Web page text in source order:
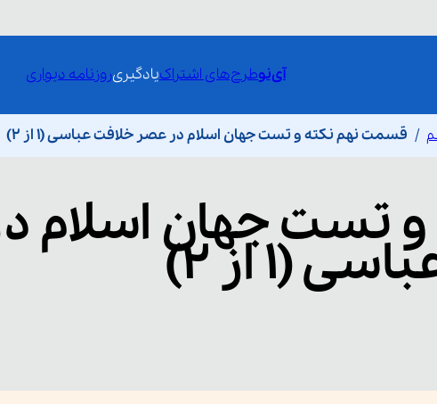
آی‌نوطرح‌های اشتراکیادگیریروزنامه دیواری
قسمت نهم نکته و تست جهان اسلام در عصر خلافت عباسی (1 از 2)
و تست جهان اسلام
(1 از 2)